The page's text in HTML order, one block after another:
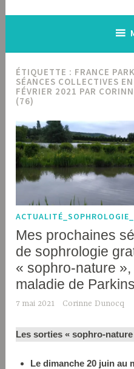
ÉTIQUETTE : FRANCE
SÉANCES COLLECTIVES
FÉVRIER 2021 PAR
(76)
Mes prochaines
de sophrologie
« sophro-nature
maladie de
7 mai 2021 Corinne Dunocq
Les sorties « sophro-nature
Le dimanche 20 juin au